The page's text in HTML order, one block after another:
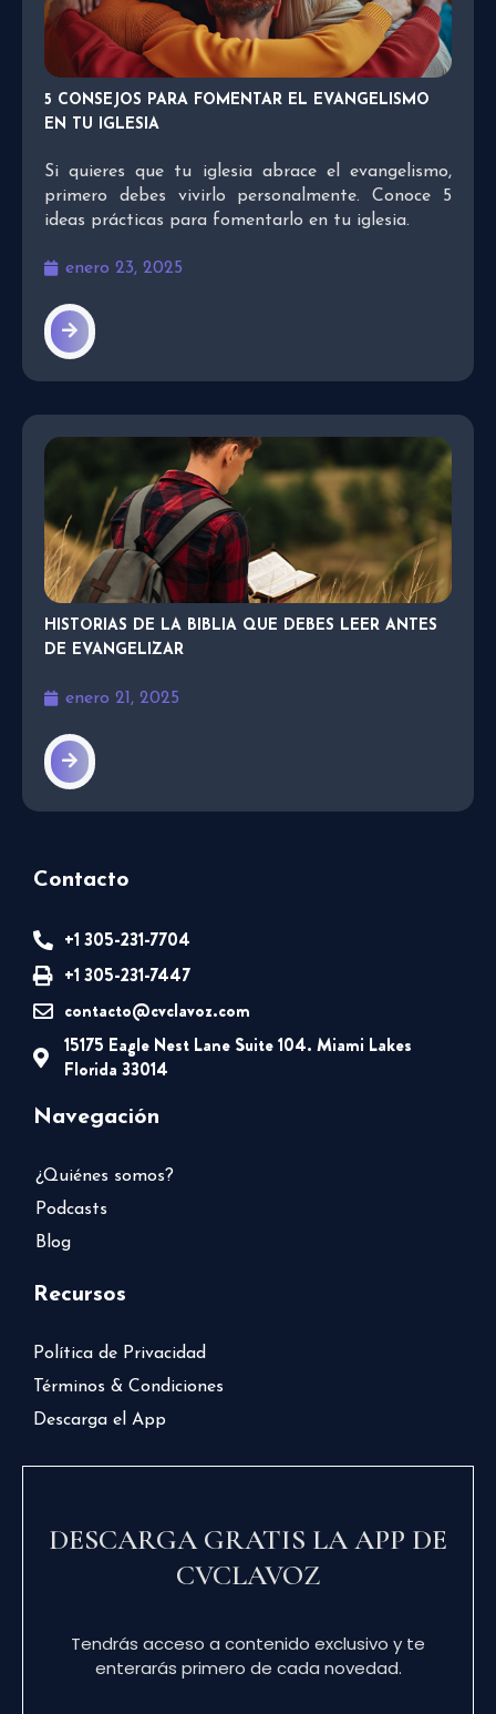
5 CONSEJOS PARA FOMENTAR EL EVANGELISMO
EN TU IGLESIA
Si quieres que tu iglesia abrace el evangelismo,
primero debes vivirlo personalmente. Conoce 5
ideas prácticas para fomentarlo en tu iglesia.
enero 23, 2025
HISTORIAS DE LA BIBLIA QUE DEBES LEER ANTES
DE EVANGELIZAR
enero 21, 2025
Contacto
+1 305-231-7704
+1 305-231-7447
contacto@cvclavoz.com
15175 Eagle Nest Lane Suite 104. Miami Lakes
Florida 33014
Navegación
¿Quiénes somos?
Podcasts
Blog
Recursos
Política de Privacidad
Términos & Condiciones
Descarga el App
DESCARGA GRATIS LA APP DE
CVCLAVOZ
Tendrás acceso a contenido exclusivo y te
enterarás primero de cada novedad.